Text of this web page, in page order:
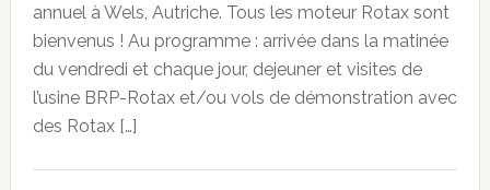
annuel à Wels, Autriche. Tous les moteur Rotax sont
bienvenus ! Au programme : arrivée dans la matinée
du vendredi et chaque jour, dejeuner et visites de
l’usine BRP-Rotax et/ou vols de démonstration avec
des Rotax […]